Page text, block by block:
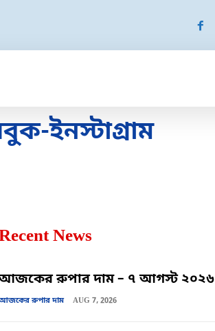
ইনস্টাগ্রাম
News
রুপার দাম – ৭ আগস্ট ২০২৬
রুপার দাম AUG 7, 2026